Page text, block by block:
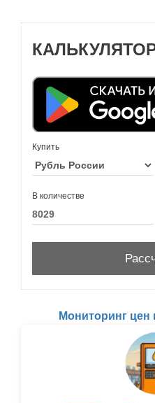
Купить
В количестве
Мониторинг